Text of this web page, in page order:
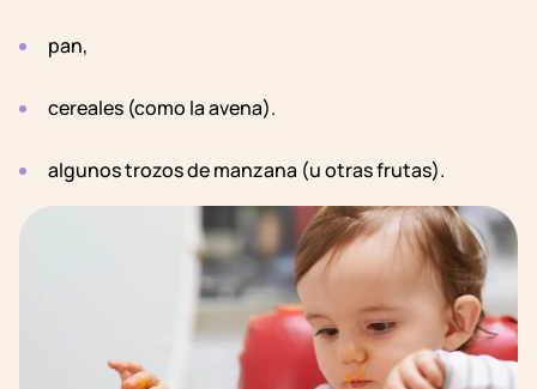
pan,
cereales (como la avena).
algunos trozos de manzana (u otras frutas).